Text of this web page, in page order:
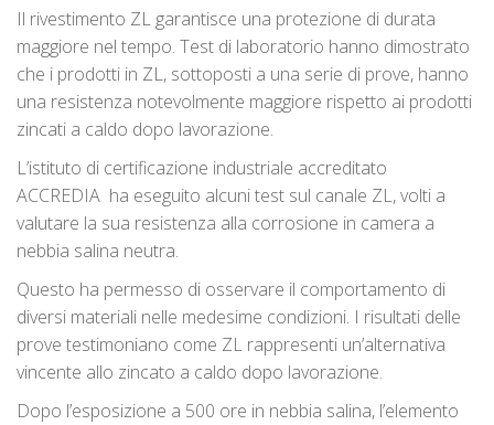
Il rivestimento ZL garantisce una protezione di durata
maggiore nel tempo. Test di laboratorio hanno dimostrato
che i prodotti in ZL, sottoposti a una serie di prove, hanno
una resistenza notevolmente maggiore rispetto ai prodotti
zincati a caldo dopo lavorazione.
L’istituto di certificazione industriale accreditato
ACCREDIA ha eseguito alcuni test sul canale ZL, volti a
valutare la sua resistenza alla corrosione in camera a
nebbia salina neutra.
Questo ha permesso di osservare il comportamento di
diversi materiali nelle medesime condizioni. I risultati delle
prove testimoniano come ZL rappresenti un’alternativa
vincente allo zincato a caldo dopo lavorazione.
Dopo l’esposizione a 500 ore in nebbia salina, l’elemento